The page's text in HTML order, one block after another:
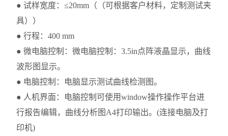
● 试样宽度：≤20mm（（可根据客户材料，定制测试夹
具））
● 行程：400 mm
● 微电脑控制：微电脑控制：3.5in点阵液晶显示，曲线
波形图显示。
● 电脑控制：电脑显示测试曲线检测图。
● 人机界面：电脑控制可使用window操作操作平台进
行报告编辑，曲线分析图A4打印输出。(连接电脑及打
印机)